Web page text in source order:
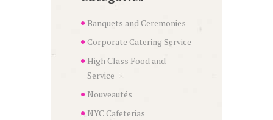
Banquets and Ceremonies
Corporate Catering Service
High Class Food and
Service
Nouveautés
NYC Cafeterias